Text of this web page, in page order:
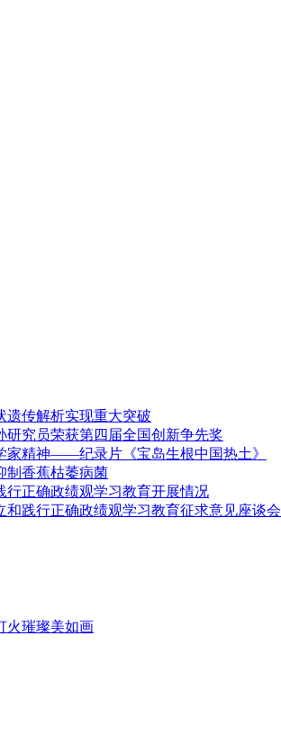
遗传解析实现重大突破
研究员荣获第四届全国创新争先奖
家精神——纪录片《宝岛生根中国热土》
制香蕉枯萎病菌
行正确政绩观学习教育开展情况
和践行正确政绩观学习教育征求意见座谈会
火璀璨美如画